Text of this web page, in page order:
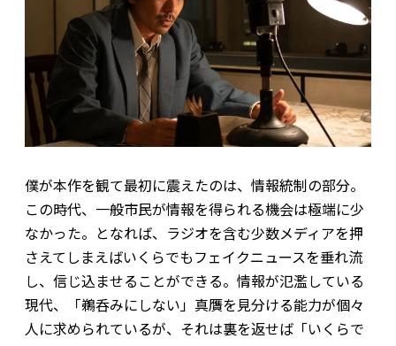
僕が本作を観て最初に震えたのは、情報統制の部分。
この時代、一般市民が情報を得られる機会は極端に少
なかった。となれば、ラジオを含む少数メディアを押
さえてしまえばいくらでもフェイクニュースを垂れ流
し、信じ込ませることができる。情報が氾濫している
現代、「鵜呑みにしない」真贋を見分ける能力が個々
人に求められているが、それは裏を返せば「いくらで